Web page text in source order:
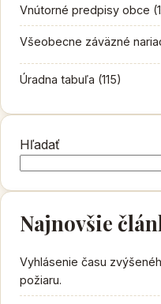
Vnútorné predpisy obce
Všeobecne záväzné
Úradna tabuľa (115)
Hľadať
Najnovšie
Vyhlásenie času
požiaru.